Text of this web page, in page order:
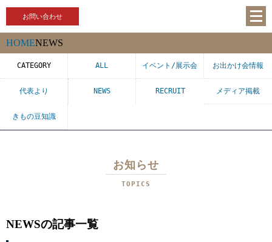
お問い合わせ
HOMENEWS
CATEGORY ALL イベント/展示会 お出かけ会情報
代表より NEWS RECRUIT メディア掲載
きもの豆知識
お知らせ
TOPICS
NEWSの記事一覧